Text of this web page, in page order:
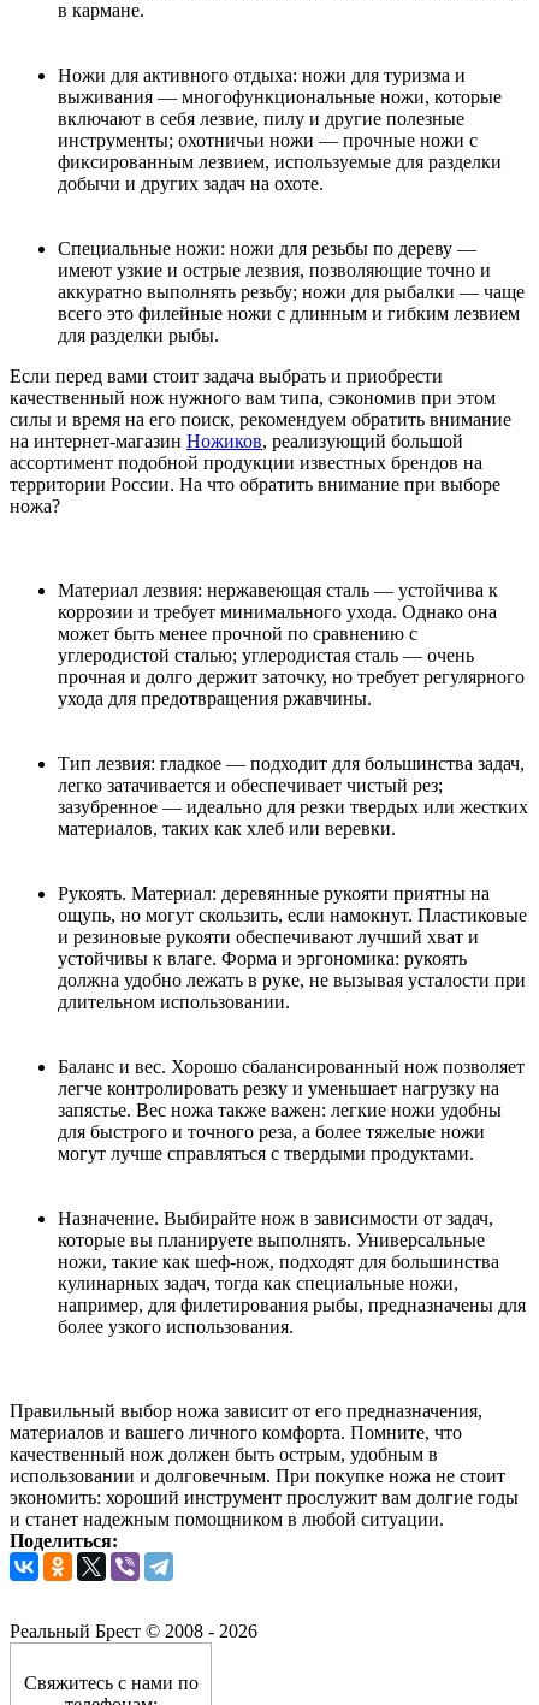
в кармане.
Ножи для активного отдыха: ножи для туризма и
выживания — многофункциональные ножи, которые
включают в себя лезвие, пилу и другие полезные
инструменты; охотничьи ножи — прочные ножи с
фиксированным лезвием, используемые для разделки
добычи и других задач на охоте.
Специальные ножи: ножи для резьбы по дереву —
имеют узкие и острые лезвия, позволяющие точно и
аккуратно выполнять резьбу; ножи для рыбалки — чаще
всего это филейные ножи с длинным и гибким лезвием
для разделки рыбы.
Если перед вами стоит задача выбрать и приобрести
качественный нож нужного вам типа, сэкономив при этом
силы и время на его поиск, рекомендуем обратить внимание
на интернет-магазин Ножиков, реализующий большой
ассортимент подобной продукции известных брендов на
территории России. На что обратить внимание при выборе
ножа?
Материал лезвия: нержавеющая сталь — устойчива к
коррозии и требует минимального ухода. Однако она
может быть менее прочной по сравнению с
углеродистой сталью; углеродистая сталь — очень
прочная и долго держит заточку, но требует регулярного
ухода для предотвращения ржавчины.
Тип лезвия: гладкое — подходит для большинства задач,
легко затачивается и обеспечивает чистый рез;
зазубренное — идеально для резки твердых или жестких
материалов, таких как хлеб или веревки.
Рукоять. Материал: деревянные рукояти приятны на
ощупь, но могут скользить, если намокнут. Пластиковые
и резиновые рукояти обеспечивают лучший хват и
устойчивы к влаге. Форма и эргономика: рукоять
должна удобно лежать в руке, не вызывая усталости при
длительном использовании.
Баланс и вес. Хорошо сбалансированный нож позволяет
легче контролировать резку и уменьшает нагрузку на
запястье. Вес ножа также важен: легкие ножи удобны
для быстрого и точного реза, а более тяжелые ножи
могут лучше справляться с твердыми продуктами.
Назначение. Выбирайте нож в зависимости от задач,
которые вы планируете выполнять. Универсальные
ножи, такие как шеф-нож, подходят для большинства
кулинарных задач, тогда как специальные ножи,
например, для филетирования рыбы, предназначены для
более узкого использования.
Правильный выбор ножа зависит от его предназначения,
материалов и вашего личного комфорта. Помните, что
качественный нож должен быть острым, удобным в
использовании и долговечным. При покупке ножа не стоит
экономить: хороший инструмент прослужит вам долгие годы
и станет надежным помощником в любой ситуации.
Поделиться:
Реальный Брест © 2008 - 2026
Свяжитесь с нами по